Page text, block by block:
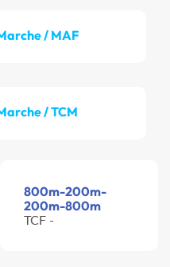
/ MAF
/ TCM
800m-200m-
200m-800m
TCF -